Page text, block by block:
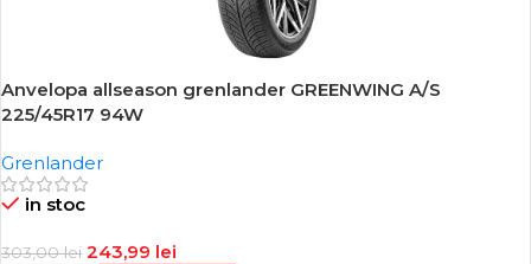
-19%
Anvelopa allseason grenlander GREENWING A/S
225/45R17 94W
Grenlander
in stoc
303,00lei 243,99 lei